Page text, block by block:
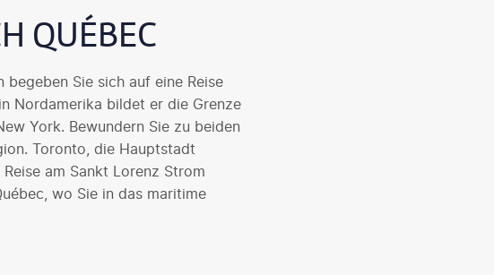
QUÉBEC
Sie sich auf eine Reise
Nordamerika bildet er die Grenze
York. Bewundern Sie zu beiden
Toronto, die Hauptstadt
am Sankt Lorenz Strom
wo Sie in das maritime